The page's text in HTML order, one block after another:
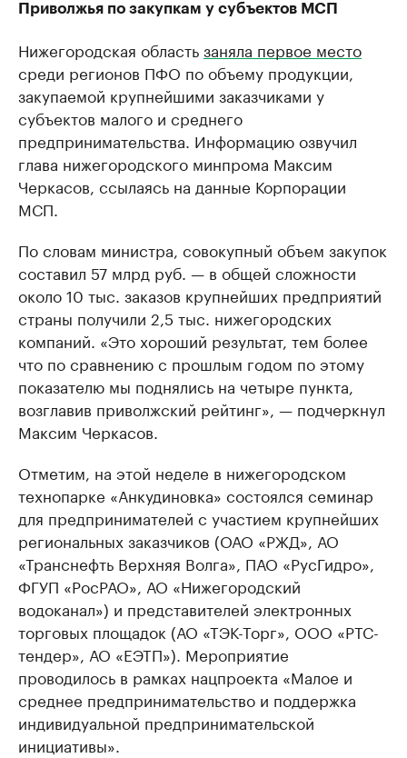
Приволжья по закупкам у субъектов МСП
Нижегородская областьзаняла первое место
среди регионов ПФО по объему продукции,
закупаемой крупнейшими заказчиками у
субъектов малого и среднего
предпринимательства. Информацию озвучил
глава нижегородского минпрома Максим
Черкасов, ссылаясь на данные Корпорации
МСП.
По словам министра, совокупный объем закупок
составил 57 млрд руб. — в общей сложности
около 10 тыс. заказов крупнейших предприятий
страны получили 2,5 тыс. нижегородских
компаний. «Это хороший результат, тем более
что по сравнению с прошлым годом по этому
показателю мы поднялись на четыре пункта,
возглавив приволжский рейтинг», — подчеркнул
Максим Черкасов.
Отметим, на этой неделе в нижегородском
технопарке «Анкудиновка» состоялся семинар
для предпринимателей с участием крупнейших
региональных заказчиков (ОАО «РЖД», АО
«Транснефть Верхняя Волга», ПАО «РусГидро»,
ФГУП «РосРАО», АО «Нижегородский
водоканал») и представителей электронных
торговых площадок (АО «ТЭК-Торг», ООО «РТС-
тендер», АО «ЕЭТП»). Мероприятие
проводилось в рамках нацпроекта «Малое и
среднее предпринимательство и поддержка
индивидуальной предпринимательской
инициативы».